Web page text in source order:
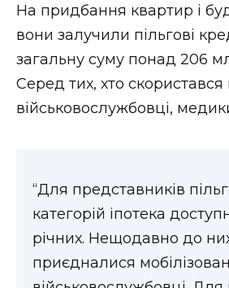
Втрачений Ужгород
ЗАКАРПАТСЬКІ
НОВИНИ ЗАХІДНОЇ
ФОТО
На придбання квартир і
вони залучили пільгові
загальну суму понад 206
Серед тих, хто
військовослужбовці,
“Для представників
категорій іпотека
річних. Нещодавно до
приєдналися